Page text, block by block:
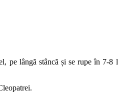
pe lângă stâncă și se rupe în 7-8